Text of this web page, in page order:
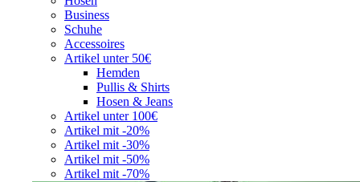
Business
Schuhe
Accessoires
Artikel unter 50€
Hemden
Pullis & Shirts
Hosen & Jeans
Artikel unter 100€
Artikel mit -20%
Artikel mit -30%
Artikel mit -50%
Artikel mit -70%